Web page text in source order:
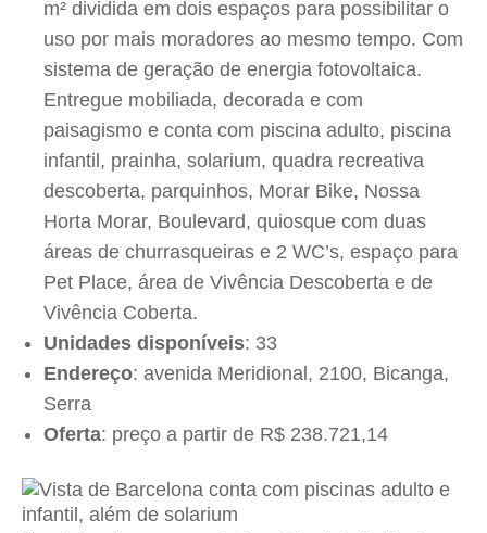
m² dividida em dois espaços para possibilitar o
uso por mais moradores ao mesmo tempo. Com
sistema de geração de energia fotovoltaica.
Entregue mobiliada, decorada e com
paisagismo e conta com piscina adulto, piscina
infantil, prainha, solarium, quadra recreativa
descoberta, parquinhos, Morar Bike, Nossa
Horta Morar, Boulevard, quiosque com duas
áreas de churrasqueiras e 2 WC’s, espaço para
Pet Place, área de Vivência Descoberta e de
Vivência Coberta.
Unidades disponíveis: 33
Endereço: avenida Meridional, 2100, Bicanga,
Serra
Oferta: preço a partir de R$ 238.721,14